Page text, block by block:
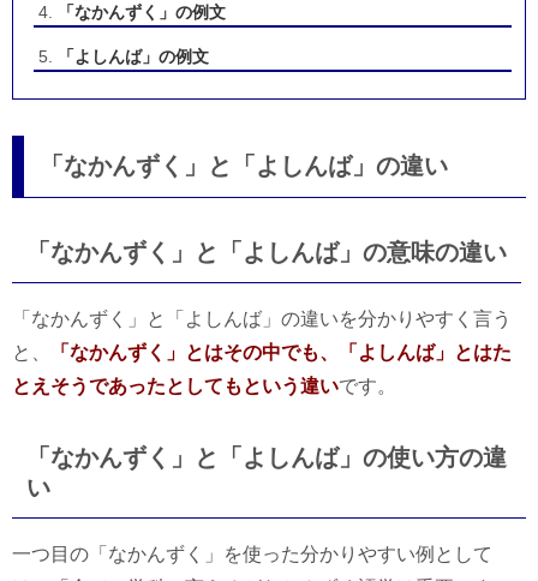
「なかんずく」の例文
「よしんば」の例文
「なかんずく」と「よしんば」の違い
「なかんずく」と「よしんば」の意味の違い
「なかんずく」と「よしんば」の違いを分かりやすく言う
と、
「なかんずく」とはその中でも、「よしんば」とはた
とえそうであったとしてもという違いです。
「なかんずく」と「よしんば」の使い方の違
い
一つ目の「なかんずく」を使った分かりやすい例として